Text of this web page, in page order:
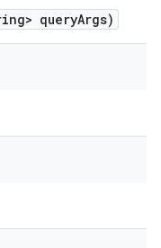
queryArgs)